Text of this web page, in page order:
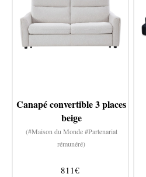
Canapé convertible 3 places
beige
(#Maison du Monde #Partenariat
rémunéré)
811€